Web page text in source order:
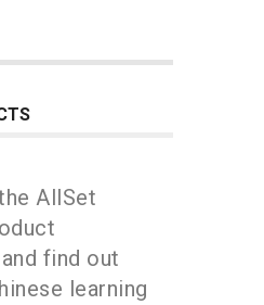
AllSet
find out
learning